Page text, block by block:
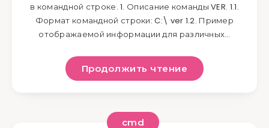
в командной строке. 1. Описание команды VER. 1.1.
Формат командной строки: C:\ ver 1.2. Пример
отображаемой информации для различных…
Продолжить чтение
cmd